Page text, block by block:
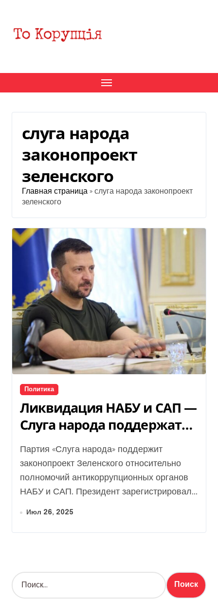
содержанию
слуга народа
законопроект
зеленского
Главная страница » слуга народа законопроект
зеленского
Политика
Ликвидация НАБУ и САП —
Слуга народа поддержат
новый законопроект
Зеленского
Партия «Слуга народа» поддержит
законопроект Зеленского относительно
полномочий антикоррупционных органов
НАБУ и САП. Президент зарегистрировал...
Июл 26, 2025
Н
а